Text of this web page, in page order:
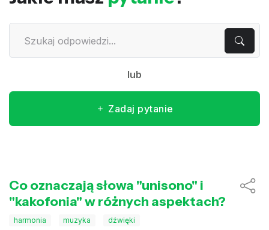
lub
Zadaj pytanie
Co oznaczają słowa "unisono" i
"kakofonia" w różnych aspektach?
harmonia muzyka dźwięki